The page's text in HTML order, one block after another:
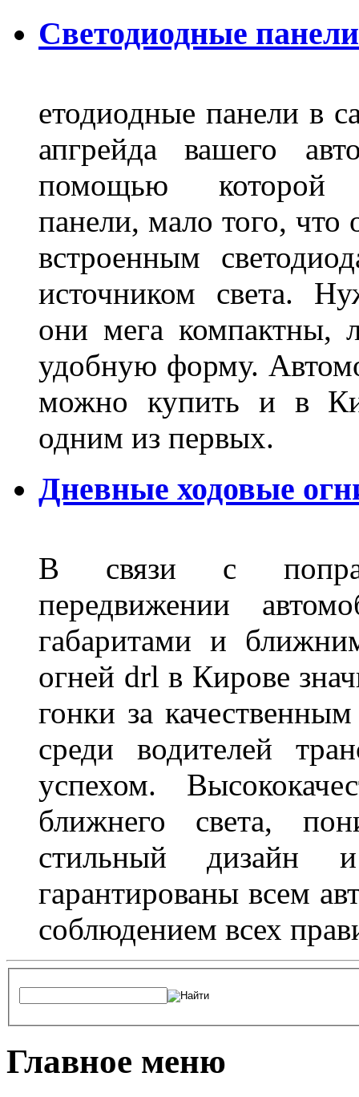
Светодиодные
етодиодные панели в
апгрейда вашего
помощью
панели, мало того, что
встроенным
источником света.
они мега компактны,
удобную форму.
можно купить и в
одним из первых.
Дневные ходовые
В связи с
передвижении
габаритами и
огней drl в Кирове
гонки за
среди водителей
успехом.
ближнего света,
стильный дизайн
гарантированы всем
соблюдением всех
Главное меню